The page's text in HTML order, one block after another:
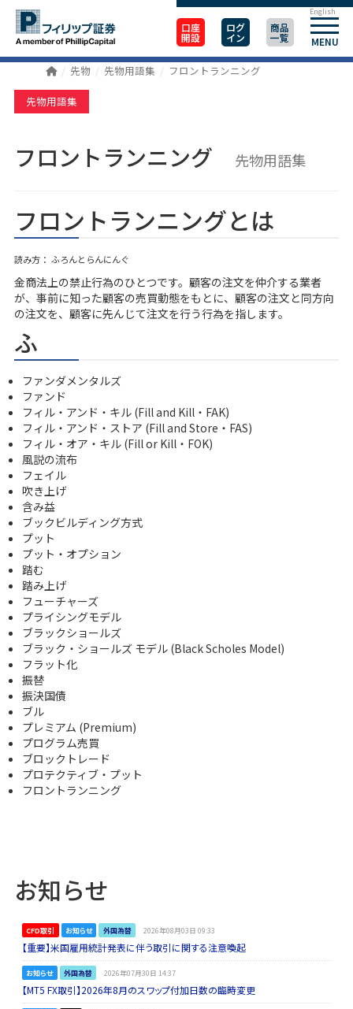
口座
開設
ログ
イン
商品
一覧 MENU
English
先物 先物用語集 フロントランニング
先物用語集
フロントランニング 先物用語集
フロントランニングとは
読み方： ふろんとらんにんぐ
金商法上の禁止行為のひとつです。顧客の注文を仲介する業者
が、事前に知った顧客の売買動態をもとに、顧客の注文と同方向
の注文を、顧客に先んじて注文を行う行為を指します。
ふ
ファンダメンタルズ
ファンド
フィル・アンド・キル (Fill and Kill・FAK)
フィル・アンド・ストア (Fill and Store・FAS)
フィル・オア・キル (Fill or Kill・FOK)
風説の流布
フェイル
吹き上げ
含み益
ブックビルディング方式
プット
プット・オプション
踏む
踏み上げ
フューチャーズ
プライシングモデル
ブラックショールズ
ブラック・ショールズ モデル (Black Scholes Model)
フラット化
振替
振決国債
ブル
プレミアム (Premium)
プログラム売買
ブロックトレード
プロテクティブ・プット
フロントランニング
お知らせ
CFD取引 お知らせ 外国為替 2026年08月03日 09:33
【重要】米国雇用統計発表に伴う取引に関する注意喚起
お知らせ 外国為替 2026年07月30日 14:37
【MT5 FX取引】2026年8月のスワップ付加日数の臨時変更